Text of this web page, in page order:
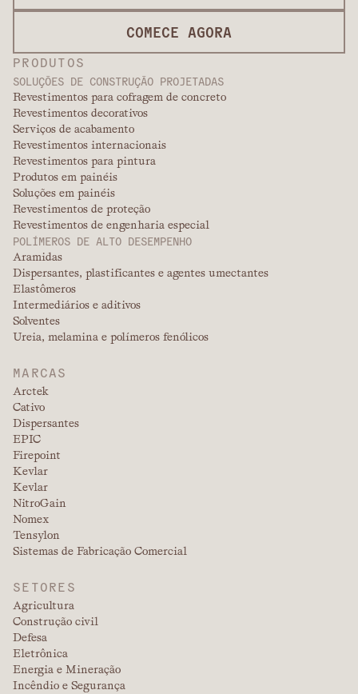
PRODUTOS
SOLUÇÕES DE CONSTRUÇÃO PROJETADAS
Revestimentos para cofragem de concreto
Revestimentos decorativos
Serviços de acabamento
Revestimentos internacionais
Revestimentos para pintura
Produtos em painéis
Soluções em painéis
Revestimentos de proteção
Revestimentos de engenharia especial
POLÍMEROS DE ALTO DESEMPENHO
Aramidas
Dispersantes, plastificantes e agentes umectantes
Elastômeros
Intermediários e aditivos
Solventes
Ureia, melamina e polímeros fenólicos
MARCAS
Arctek
Cativo
Dispersantes
EPIC
Firepoint
Kevlar
Kevlar
NitroGain
Nomex
Tensylon
Sistemas de Fabricação Comercial
SETORES
Agricultura
Construção civil
Defesa
Eletrônica
Energia e Mineração
Incêndio e Segurança
COMECE AGORA